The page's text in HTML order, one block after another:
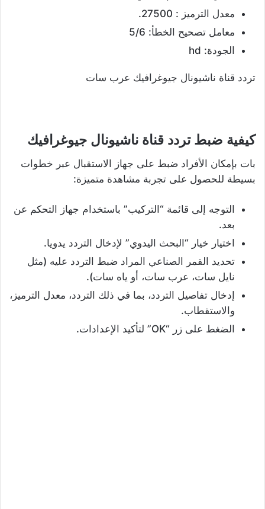
معدل الترميز : 27500.
معامل تصحيح الخطأ: 5/6
الجودة: hd
تردد قناة ناشيونال جيوغرافيك عرب سات
كيفية ضبط تردد قناة ناشيونال جيوغرافيك
بات بإمكان الأفراد ضبط على جهاز الاستقبال عبر خطوات
بسيطة للحصول على تجربة مشاهدة متميزة:
التوجه إلى قائمة “التركيب” باستخدام جهاز التحكم عن
بعد.
اختيار خيار “البحث اليدوي” لإدخال التردد يدويا.
تحديد القمر الصناعي المراد ضبط التردد عليه (مثل
نايل سات، عرب سات، أو ياه سات).
إدخال تفاصيل التردد، بما في ذلك التردد، معدل الترميز،
والاستقطاب.
الضغط على زر “OK” لتأكيد الإعدادات.